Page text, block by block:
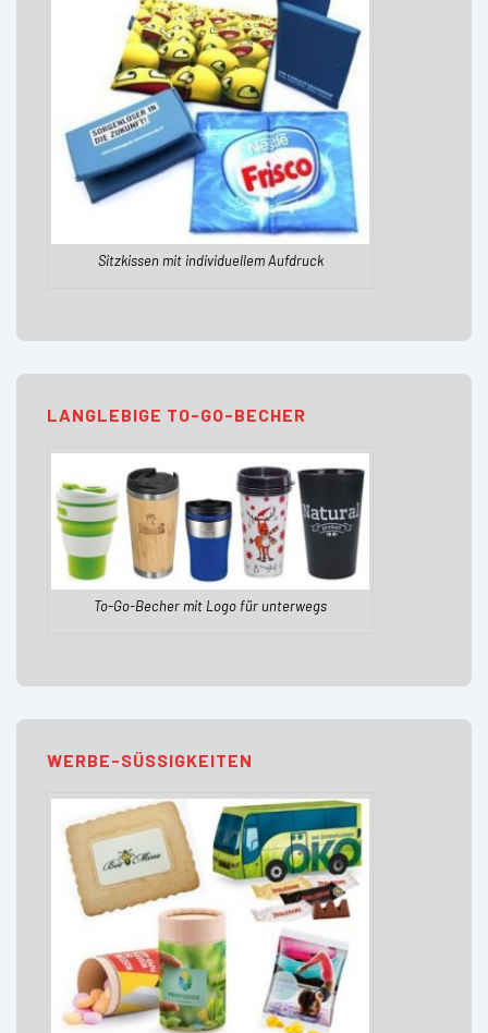
Sitzkissen mit individuellem Aufdruck
LANGLEBIGE TO-GO-BECHER
To-Go-Becher mit Logo für unterwegs
WERBE-SÜSSIGKEITEN